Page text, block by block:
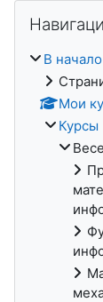
В начало
Мои
Курсы